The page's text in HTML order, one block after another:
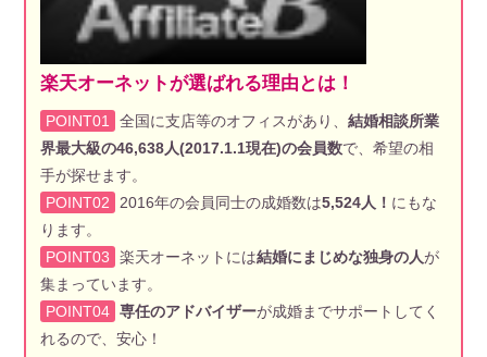
楽天オーネットが選ばれる理由とは！
POINT01 全国に支店等のオフィスがあり、 結婚相談所業
界最大級の46,638人(2017.1.1現在)の会員数で、希望の相
手が探せます。
POINT02
2016年の会員同士の成婚数は5,524人！ にもな
ります。
POINT03
楽天オーネットには結婚にまじめな独身の人が
集まっています。
POINT04 専任のアドバイザーが成婚までサポートしてく
れるので、安心！